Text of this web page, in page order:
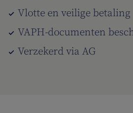
Vlotte en veilige betaling
VAPH-documenten
Verzekerd via AG